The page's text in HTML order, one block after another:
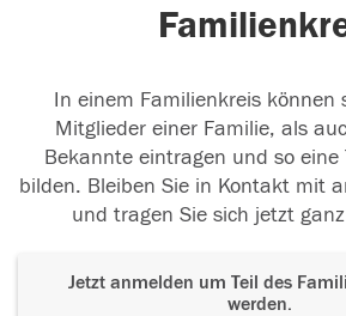
In einem Familienkreis können
Mitglieder einer Familie, als
Bekannte eintragen und so eine
bilden. Bleiben Sie in Kontakt mit
und tragen Sie sich jetzt
Jetzt anmelden um Teil des
werden.